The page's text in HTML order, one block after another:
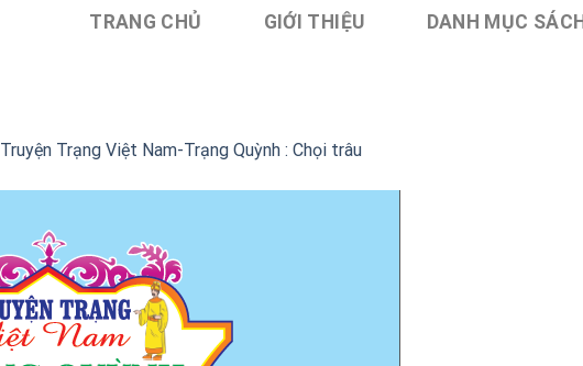
TRANG CHỦ GIỚI THIỆU DANH MỤC
Truyện Trạng Việt Nam-Trạng Quỳnh : Chọi trâu